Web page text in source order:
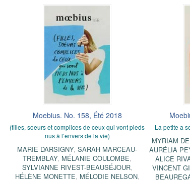
Moebius. No. 158, Été 2018
(filles, soeurs et complices de ceux qui vont pieds
nus à l’envers de la vie)
MARIE DARSIGNY, SARAH MARCEAU-
TREMBLAY, MÉLANIE COULOMBE,
SYLVIANNE RIVEST-BEAUSÉJOUR,
HÉLÈNE MONETTE, MÉLODIE NELSON,
La petite a
MYRIAM
AURÉLIA
ALICE
VINCENT